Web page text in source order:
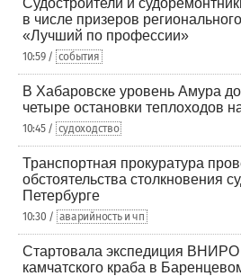
Судостроители и
в числе призеров
«Лучший по профессии»
10:59 / события
В Хабаровске уровень Амура
четыре остановки теплоходов
10:45 / судоходство
Транспортная прокуратура
обстоятельства столкновения
Петербурге
10:30 / аварийность и чп
Стартовала экспедиция
камчатского краба в